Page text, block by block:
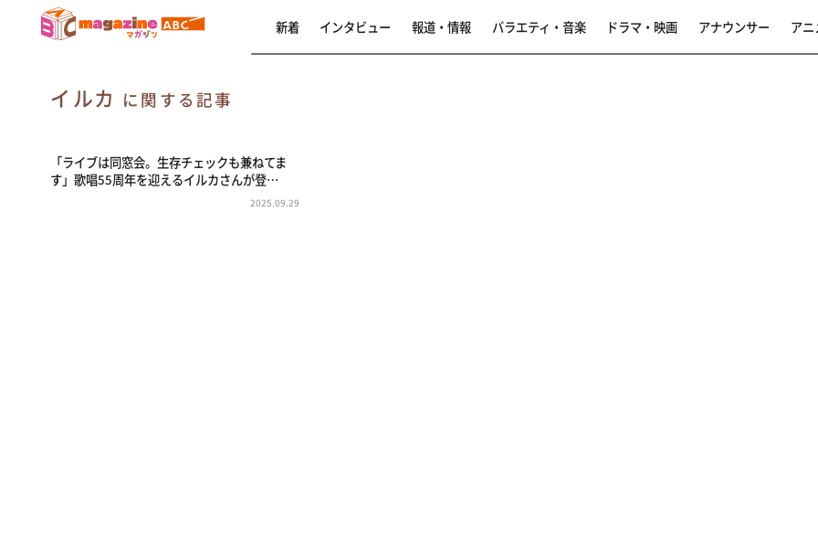
新着 インタビュー 報道・情報 バラエティ・音楽 ドラマ・映画 アナウンサー アニ
イルカ に関する記事
「ライブは同窓会。生存チェックも兼ねてま
す」歌唱55周年を迎えるイルカさんが登…
2025.09.29